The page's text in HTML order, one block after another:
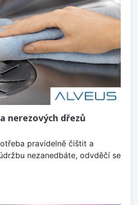
nerezových dřezů
pravidelně čištit a
nezanedbáte, odvděčí se